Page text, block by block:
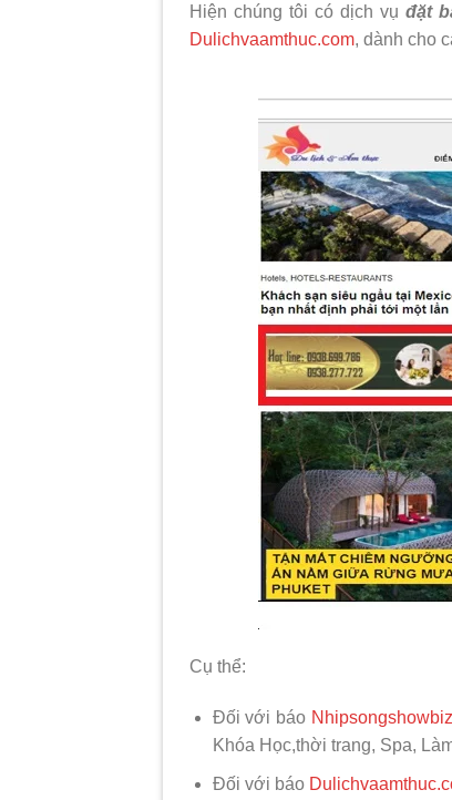
Hiện chúng tôi có dịch vụ đặt
Dulichvaamthuc.com, dành cho
Cụ thể:
Đối với báo
Khóa Học,thời trang, Spa,
Đối với báo